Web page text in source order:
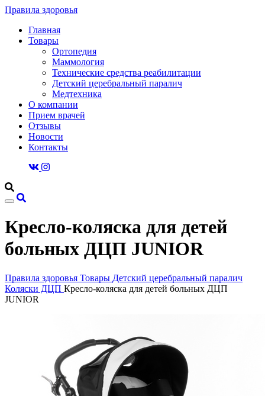
Правила здоровья
Главная
Товары
Ортопедия
Маммология
Технические средства реабилитации
Детский церебральный паралич
Медтехника
О компании
Прием врачей
Отзывы
Новости
Контакты
Кресло-коляска для детей
больных ДЦП JUNIOR
Правила здоровья Товары Детский церебральный паралич
Коляски ДЦП Кресло-коляска для детей больных ДЦП
JUNIOR